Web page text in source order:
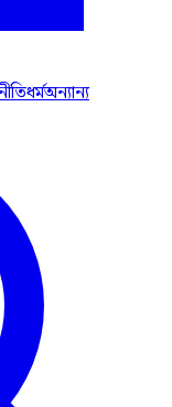
ধর্মঅন্যান্য